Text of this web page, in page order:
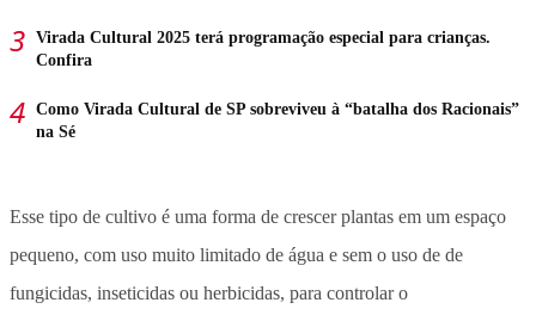
Virada Cultural 2025 terá programação especial para crianças.
Confira
Como Virada Cultural de SP sobreviveu à “batalha dos Racionais”
na Sé
Esse tipo de cultivo é uma forma de crescer plantas em um espaço
pequeno, com uso muito limitado de água e sem o uso de de
fungicidas, inseticidas ou herbicidas, para controlar o